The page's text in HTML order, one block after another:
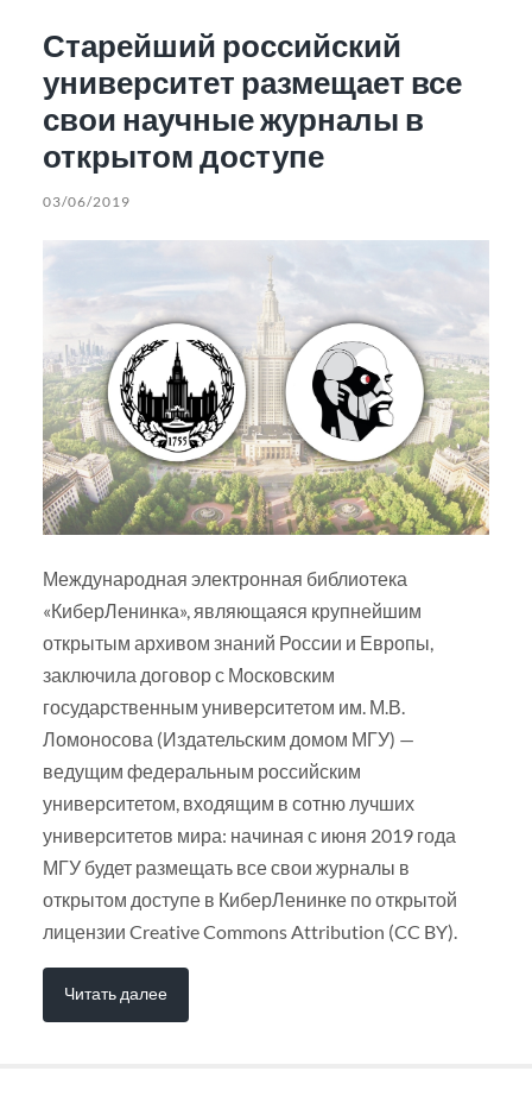
Старейший российский
университет размещает все
свои научные журналы в
открытом доступе
03/06/2019
Международная электронная библиотека
«КиберЛенинка», являющаяся крупнейшим
открытым архивом знаний России и Европы,
заключила договор с Московским
государственным университетом им. М.В.
Ломоносова (Издательским домом МГУ) —
ведущим федеральным российским
университетом, входящим в сотню лучших
университетов мира: начиная с июня 2019 года
МГУ будет размещать все свои журналы в
открытом доступе в КиберЛенинке по открытой
лицензии Creative Commons Attribution (CC BY).
Читать далее